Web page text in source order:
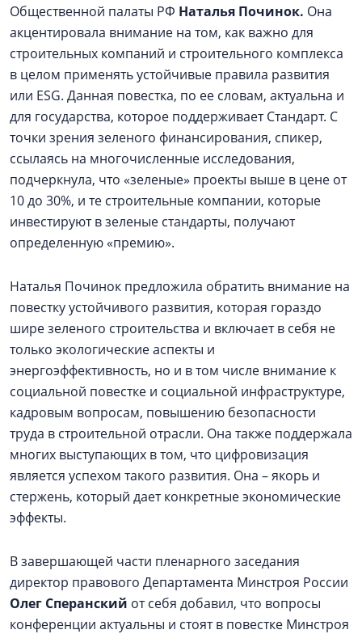
Общественной палаты РФ Наталья Починок. Она
акцентировала внимание на том, как важно для
строительных компаний и строительного комплекса
в целом применять устойчивые правила развития
или ESG. Данная повестка, по ее словам, актуальна и
для государства, которое поддерживает Стандарт. С
точки зрения зеленого финансирования, спикер,
ссылаясь на многочисленные исследования,
подчеркнула, что «зеленые» проекты выше в цене от
10 до 30%, и те строительные компании, которые
инвестируют в зеленые стандарты, получают
определенную «премию».
Наталья Починок предложила обратить внимание на
повестку устойчивого развития, которая гораздо
шире зеленого строительства и включает в себя не
только экологические аспекты и
энергоэффективность, но и в том числе внимание к
социальной повестке и социальной инфраструктуре,
кадровым вопросам, повышению безопасности
труда в строительной отрасли. Она также поддержала
многих выступающих в том, что цифровизация
является успехом такого развития. Она – якорь и
стержень, который дает конкретные экономические
эффекты.
В завершающей части пленарного заседания
директор правового Департамента Минстроя России
Олег Сперанский от себя добавил, что вопросы
конференции актуальны и стоят в повестке Минстроя